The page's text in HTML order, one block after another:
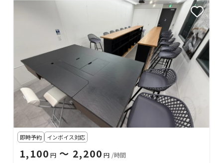
即時予約 インボイス対応
1,100 円 〜 2,200 円 /時間